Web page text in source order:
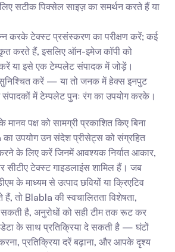
लिए सटीक पिक्सेल साइज़ का समर्थन करते हैं या
करके टेक्स्ट प्रसंस्करण का परीक्षण करें; कई
करते हैं, इसलिए ऑन-इमेज कॉपी को
या इसे एक टेम्पलेट संपादक में जोड़ें।
करें — या तो जनक में हेक्स इनपुट
संपादकों में टेम्पलेट पुनः रंग का उपयोग करके।
पक्ष को सामग्री प्रकाशित किए बिना
उपयोग उन संदेश प्रीसेट्स को संग्रहित
के लिए करें जिनमें आवश्यक निर्यात आकार,
टेक्स्ट गाइडलाइंस शामिल हैं। जब
के माध्यम से उत्पाद छवियों या क्रिएटिव
तो Blabla की स्वचालितता विशेषता,
सकती है, अनुरोधों को सही टीम तक रूट कर
के साथ प्रतिक्रिया दे सकती है — घंटों
प्रतिक्रिया दरें बढ़ाना, और आपके दृश्य